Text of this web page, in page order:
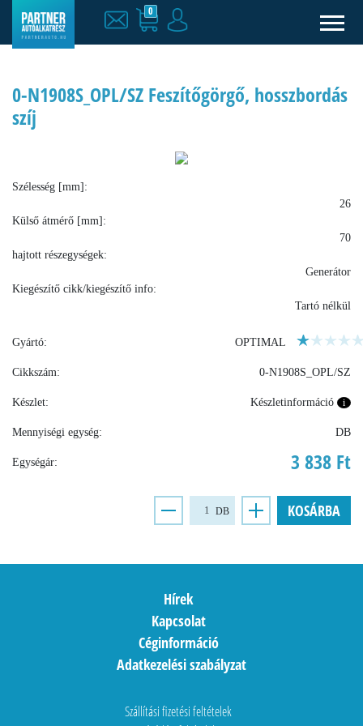
0
0-N1908S_OPL/SZ Feszítőgörgő, hosszbordás
szíj
Szélesség [mm]:
26
Külső átmérő [mm]:
70
hajtott részegységek:
Generátor
Kiegészítő cikk/kiegészítő info:
Tartó nélkül
Gyártó: OPTIMAL
Cikkszám: 0-N1908S_OPL/SZ
Készlet: Készletinformáció i
Mennyiségi egység: DB
Egységár: 3 838 Ft
DB KOSÁRBA
Hírek
Kapcsolat
Céginformáció
Adatkezelési szabályzat
Szállítási fizetési feltételek